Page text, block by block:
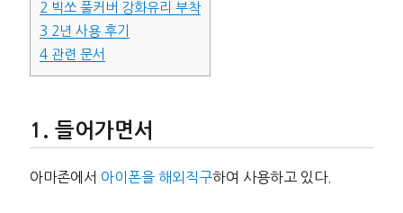
2 빅쏘 풀커버 강화유리 부착
3 2년 사용 후기
4관련 문서
들어가면서
아마존에서 아이폰을 해외직구하여 사용하고 있다.